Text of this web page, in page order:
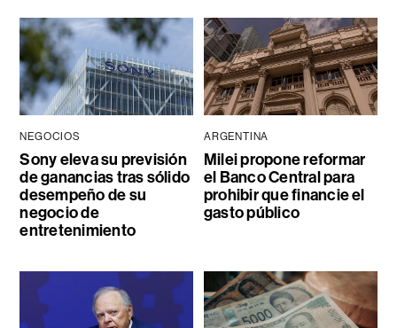
NEGOCIOS
Sony eleva su previsión
de ganancias tras sólido
desempeño de su
negocio de
entretenimiento
ARGENTINA
Milei propone reformar
el Banco Central para
prohibir que financie el
gasto público